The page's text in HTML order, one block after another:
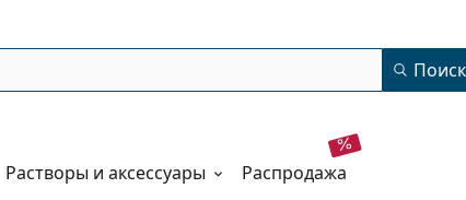
Поиск
Растворы и аксессуары распродажа